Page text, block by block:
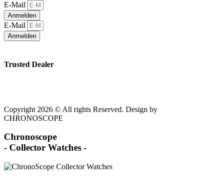
E-Mail
Anmelden
E-Mail
Anmelden
Trusted Dealer
Copyright 2026 © All rights Reserved. Design by
CHRONOSCOPE
Chronoscope
- Collector Watches -